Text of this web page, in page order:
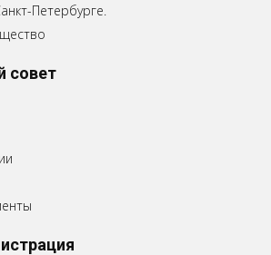
Петербурге.
совет